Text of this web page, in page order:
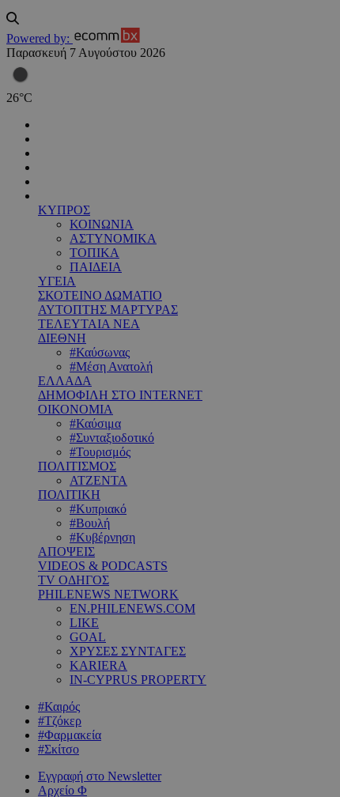
Powered by:
Παρασκευή 7 Αυγούστου 2026
26°C
ΚΥΠΡΟΣ
ΚΟΙΝΩΝΙΑ
ΑΣΤΥΝΟΜΙΚΑ
ΤΟΠΙΚΑ
ΠΑΙΔΕΙΑ
ΥΓΕΙΑ
ΣΚΟΤΕΙΝΟ ΔΩΜΑΤΙΟ
ΑΥΤΟΠΤΗΣ ΜΑΡΤΥΡΑΣ
ΤΕΛΕΥΤΑΙΑ ΝΕΑ
ΔΙΕΘΝΗ
#Καύσωνας
#Μέση Ανατολή
ΕΛΛΑΔΑ
ΔΗΜΟΦΙΛΗ ΣΤΟ INTERNET
ΟΙΚΟΝΟΜΙΑ
#Καύσιμα
#Συνταξιοδοτικό
#Τουρισμός
ΠΟΛΙΤΙΣΜΟΣ
ΑΤΖΕΝΤΑ
ΠΟΛΙΤΙΚΗ
#Κυπριακό
#Βουλή
#Κυβέρνηση
ΑΠΟΨΕΙΣ
VIDEOS & PODCASTS
TV ΟΔΗΓΟΣ
PHILENEWS NETWORK
EN.PHILENEWS.COM
LIKE
GOAL
ΧΡΥΣΕΣ ΣΥΝΤΑΓΕΣ
KARIERA
IN-CYPRUS PROPERTY
#Καιρός
#Τζόκερ
#Φαρμακεία
#Σκίτσο
Εγγραφή στο Newsletter
Αρχείο Φ